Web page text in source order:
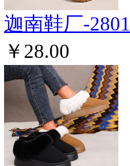
迦南鞋厂-2801
￥28.00